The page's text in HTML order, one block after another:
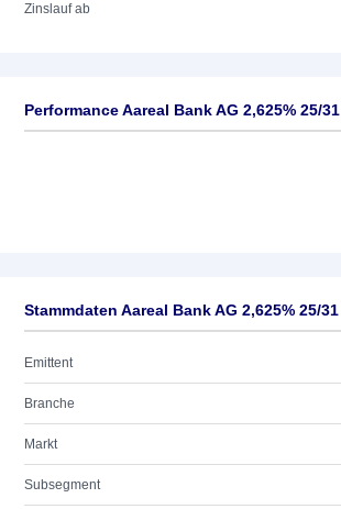
Zinslauf ab
Performance Aareal Bank AG 2,625% 25/31
Stammdaten Aareal Bank AG 2,625% 25/31
Emittent
Branche
Markt
Subsegment